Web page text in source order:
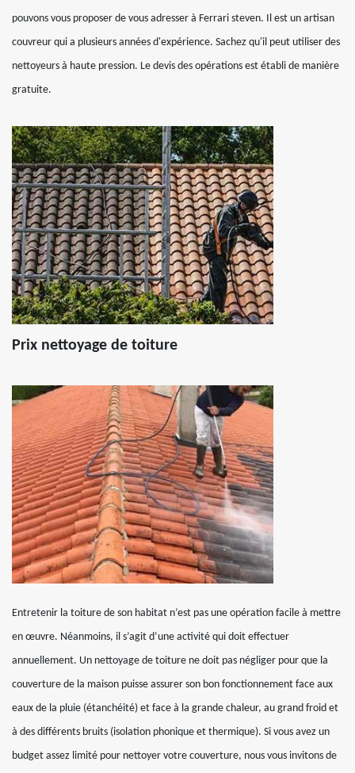
pouvons vous proposer de vous adresser à Ferrari steven. Il est un artisan
couvreur qui a plusieurs années d'expérience. Sachez qu'il peut utiliser des
nettoyeurs à haute pression. Le devis des opérations est établi de manière
gratuite.
Prix nettoyage de toiture
Entretenir la toiture de son habitat n’est pas une opération facile à mettre
en œuvre. Néanmoins, il s’agit d’une activité qui doit effectuer
annuellement. Un nettoyage de toiture ne doit pas négliger pour que la
couverture de la maison puisse assurer son bon fonctionnement face aux
eaux de la pluie (étanchéité) et face à la grande chaleur, au grand froid et
à des différents bruits (isolation phonique et thermique). Si vous avez un
budget assez limité pour nettoyer votre couverture, nous vous invitons de